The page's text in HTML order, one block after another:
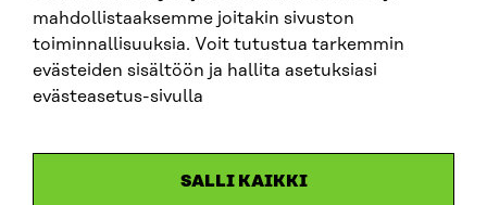
mahdollistaaksemme joitakin sivuston
toiminnallisuuksia. Voit tutustua tarkemmin
evästeiden sisältöön ja hallita asetuksiasi
evästeasetus-sivulla
SALLI KAIKKI
LinkedIn
Instagram
YouTube